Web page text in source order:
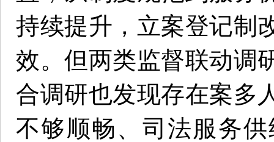
持续提升，立案登记制
效。但两类监督联动调
合调研也发现存在案多
不够顺畅、司法服务